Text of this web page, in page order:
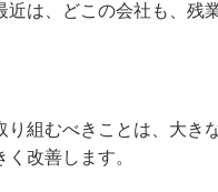
は、どこの会社も、残
組むべきことは、大き
改善します。